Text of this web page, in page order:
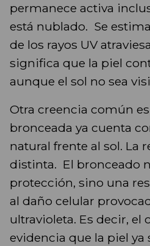
permanece activa
está nublado. Se
de los rayos UV
significa que la piel
aunque el sol no sea
Otra creencia común
bronceada ya cuenta
natural frente al sol. La
distinta. El bronceado
protección, sino una
al daño celular
ultravioleta. Es decir, el
evidencia que la piel ya